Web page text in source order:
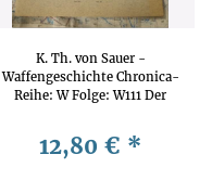
K. Th. von Sauer -
Waffengeschichte Chronica-
Reihe: W Folge: W111 Der
Waffengeschichte,
12,80 € *